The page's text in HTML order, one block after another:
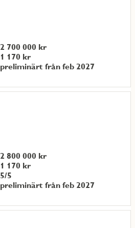
2 700 000 kr
1 170 kr
preliminärt från feb 2027
2 800 000 kr
1 170 kr
5/5
preliminärt från feb 2027